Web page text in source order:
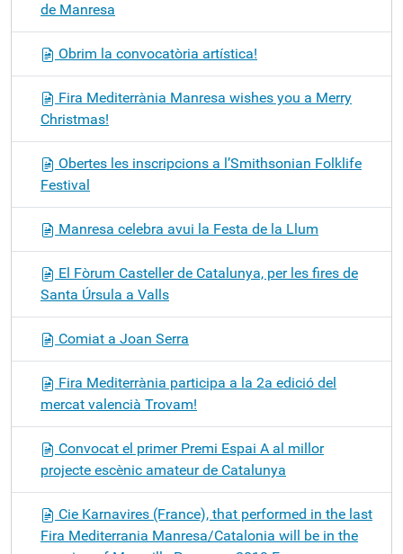
de Manresa
Obrim la convocatòria artística!
Fira Mediterrània Manresa wishes you a Merry
Christmas!
Obertes les inscripcions a l’Smithsonian Folklife
Festival
Manresa celebra avui la Festa de la Llum
El Fòrum Casteller de Catalunya, per les fires de
Santa Úrsula a Valls
Comiat a Joan Serra
Fira Mediterrània participa a la 2a edició del
mercat valencià Trovam!
Convocat el primer Premi Espai A al millor
projecte escènic amateur de Catalunya
Cie Karnavires (France), that performed in the last
Fira Mediterrania Manresa/Catalonia will be in the